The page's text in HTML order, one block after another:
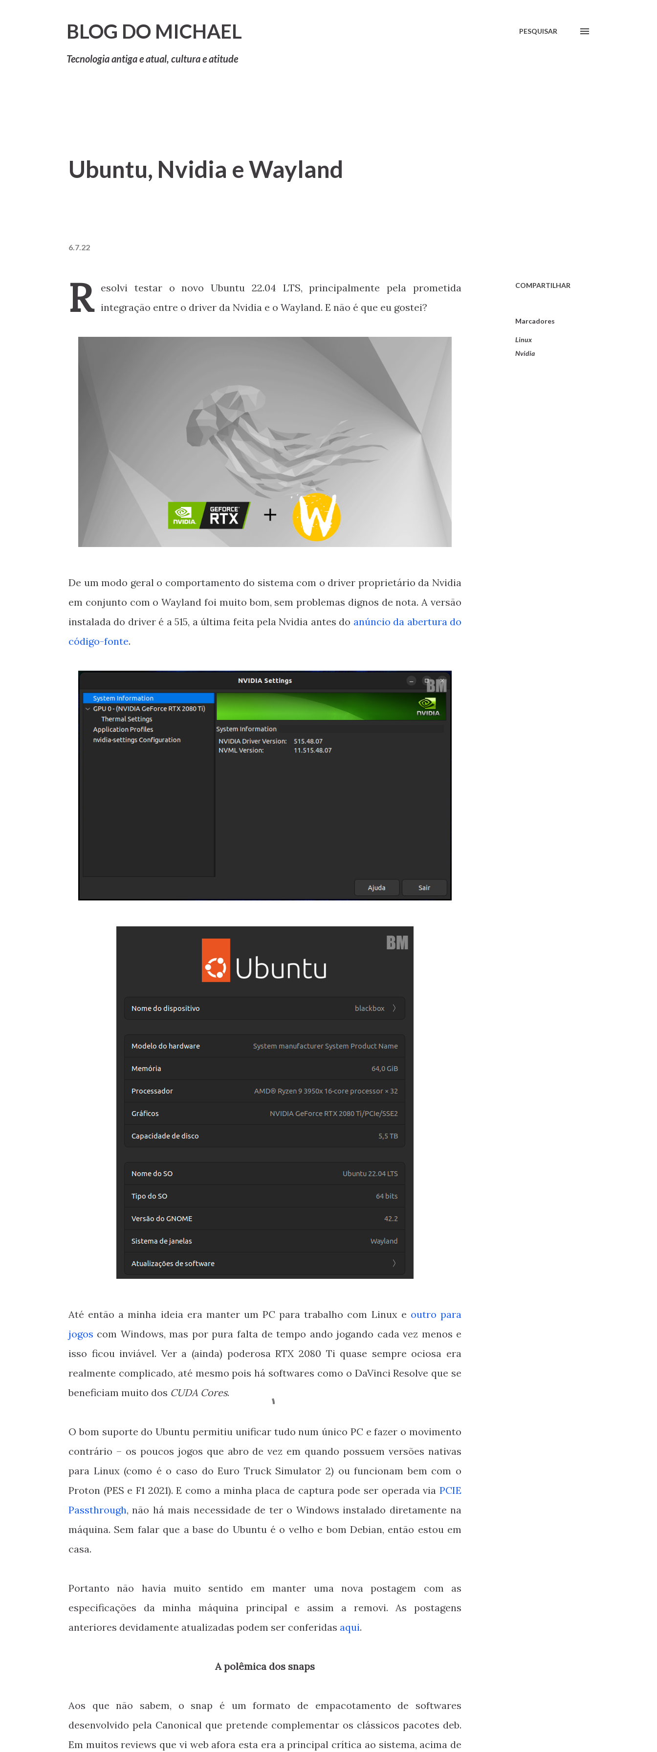
BLOG DO MICHAEL
Tecnologia antiga e atual, cultura e atitude
PESQUISAR
Ubuntu, Nvidia e Wayland
6.7.22
R
esolvi testar o novo Ubuntu 22.04 LTS, principalmente pela prometida
integração entre o driver da Nvidia e o Wayland. E não é que eu gostei?
De um modo geral o comportamento do sistema com o driver proprietário da Nvidia
em conjunto com o Wayland foi muito bom, sem problemas dignos de nota. A versão
instalada do driver é a 515, a última feita pela Nvidia antes do anúncio da abertura do
código-fonte.
Até então a minha ideia era manter um PC para trabalho com Linux e outro para
jogos com Windows, mas por pura falta de tempo ando jogando cada vez menos e
isso ficou inviável. Ver a (ainda) poderosa RTX 2080 Ti quase sempre ociosa era
realmente complicado, até mesmo pois há softwares como o DaVinci Resolve que se
beneficiam muito dos CUDA Cores.
O bom suporte do Ubuntu permitiu unificar tudo num único PC e fazer o movimento
contrário – os poucos jogos que abro de vez em quando possuem versões nativas
para Linux (como é o caso do Euro Truck Simulator 2) ou funcionam bem com o
Proton (PES e F1 2021). E como a minha placa de captura pode ser operada via PCIE
Passthrough, não há mais necessidade de ter o Windows instalado diretamente na
máquina. Sem falar que a base do Ubuntu é o velho e bom Debian, então estou em
casa.
Portanto não havia muito sentido em manter uma nova postagem com as
especificações da minha máquina principal e assim a removi. As postagens
anteriores devidamente atualizadas podem ser conferidas aqui.
A polêmica dos snaps
Aos que não sabem, o snap é um formato de empacotamento de softwares
desenvolvido pela Canonical que pretende complementar os clássicos pacotes deb.
Em muitos reviews que vi web afora esta era a principal crítica ao sistema, acima de
COMPARTILHAR
Marcadores
Linux
Nvidia